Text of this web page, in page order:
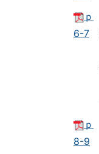
ｐ
6-7
ｐ
8-9